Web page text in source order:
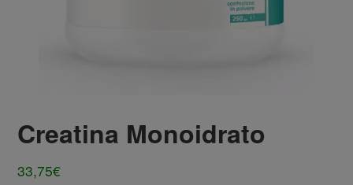
Creatina Monoidrato
33,75€